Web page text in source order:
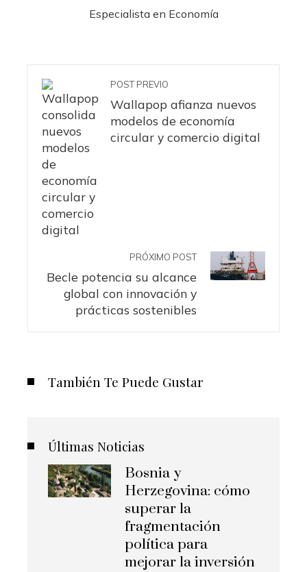
Especialista en Economía
POST PREVIO
Wallapop afianza nuevos
modelos de economía
circular y comercio digital
PRÓXIMO POST
Becle potencia su alcance
global con innovación y
prácticas sostenibles
También Te Puede Gustar
Últimas Noticias
Bosnia y
Herzegovina: cómo
superar la
fragmentación
política para
mejorar la inversión